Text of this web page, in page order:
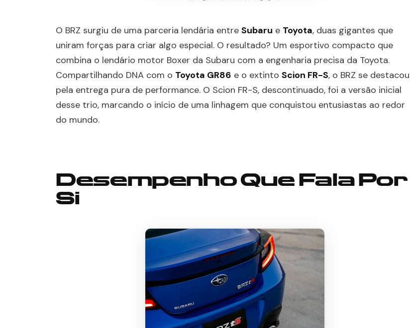
O BRZ surgiu de uma parceria lendária entre Subaru e Toyota, duas gigantes que
uniram forças para criar algo especial. O resultado? Um esportivo compacto que
combina o lendário motor Boxer da Subaru com a engenharia precisa da Toyota.
Compartilhando DNA com o Toyota GR86 e o extinto Scion FR-S, o BRZ se destacou
pela entrega pura de performance. O Scion FR-S, descontinuado, foi a versão inicial
desse trio, marcando o início de uma linhagem que conquistou entusiastas ao redor
do mundo.
Desempenho Que Fala Por
Si